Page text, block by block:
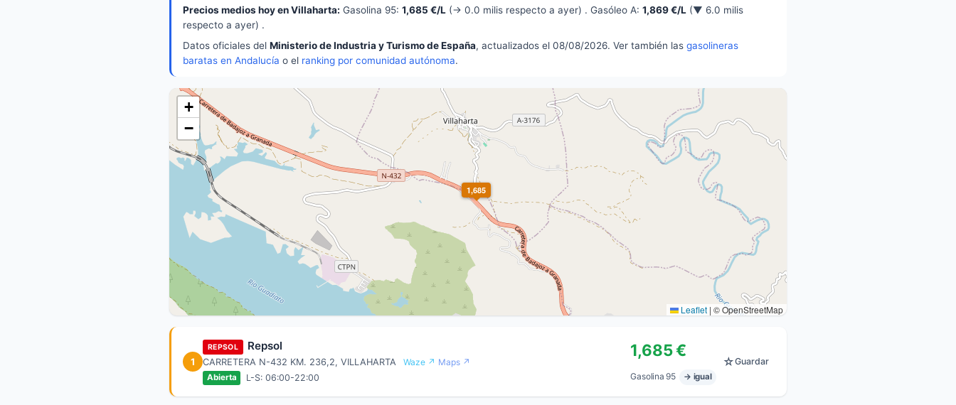
Precios medios hoy en Villaharta: Gasolina 95: 1,685 €/L (→ 0.0 milis respecto a ayer) . Gasóleo A: 1,869 €/L (▼ 6.0 milis
respecto a ayer) .
Datos oficiales del Ministerio de Industria y Turismo de España, actualizados el 08/08/2026. Ver también las gasolineras
baratas en Andalucía o el ranking por comunidad autónoma.
1,685
+
−
Leaflet | © OpenStreetMap
1
REPSOL Repsol
CARRETERA N-432 KM. 236,2, VILLAHARTA Waze ↗ Maps ↗
Abierta L-S: 06:00-22:00
1,685 €
Gasolina 95 → igual
☆Guardar